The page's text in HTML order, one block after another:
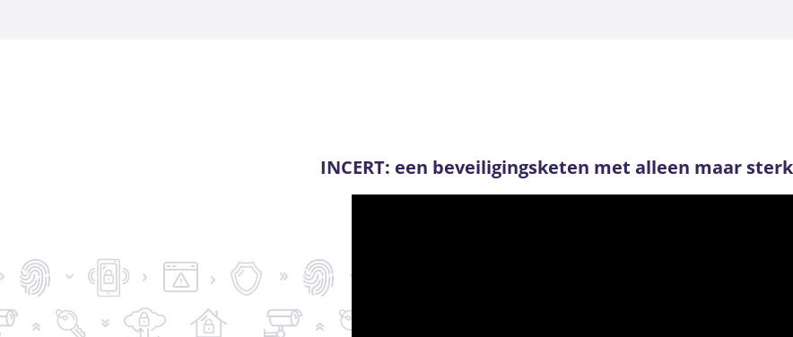
INCERT: een beveiligingsketen met alleen maar